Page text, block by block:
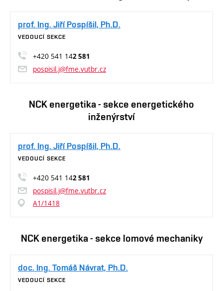
prof. Ing. Jiří Pospíšil, Ph.D.
VEDOUCÍ SEKCE
+420 541 142 581
pospisil.j@fme.vutbr.cz
NCK energetika - sekce energetického
inženýrství
prof. Ing. Jiří Pospíšil, Ph.D.
VEDOUCÍ SEKCE
+420 541 142 581
pospisil.j@fme.vutbr.cz
A1/1418
NCK energetika - sekce lomové mechaniky
doc. Ing. Tomáš Návrat, Ph.D.
VEDOUCÍ SEKCE